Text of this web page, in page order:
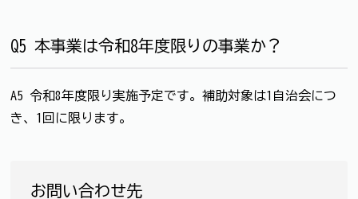
Q5 本事業は令和8年度限りの事業か？
A5 令和8年度限り実施予定です。補助対象は1自治会につ
き、1回に限ります。
お問い合わせ先